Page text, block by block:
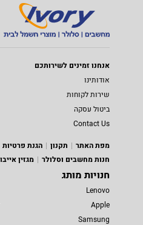
אנחנו זמינים לשירותכם
אודותינו
שירות לקוחות
ביטול עסקה
Contact Us
מפת האתר
תקנון הגנת פרטיות
חנות מחשבים וסלולר
מגזין
חנויות מותג
Lenovo
Apple
Samsung